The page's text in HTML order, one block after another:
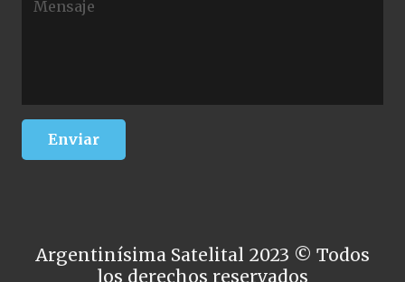
Argentinísima Satelital 2023 © Todos
los derechos reservados